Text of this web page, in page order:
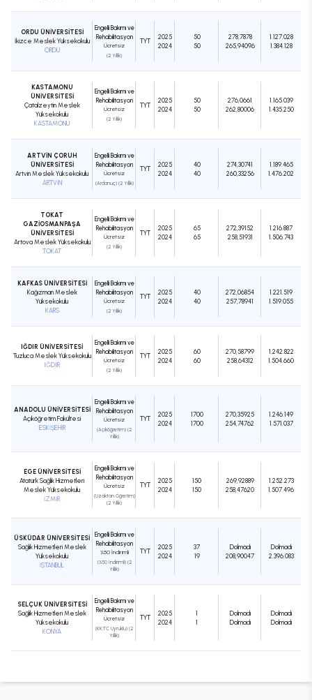
ORDU ÜNİVERSİTESİ
İkizce Meslek Yüksekokulu
ORDU
Engelli Bakımı ve
Rehabilitasyon
Ücretsiz
(2 Yıllık)
TYT
2025
2024
50
50
278,7878
265,94096
1.127.028
1.384.128
KASTAMONU
ÜNİVERSİTESİ
Çatalzeytin Meslek
Yüksekokulu
KASTAMONU
Engelli Bakımı ve
Rehabilitasyon
Ücretsiz
(2 Yıllık)
TYT
2025
2024
50
50
276,0661
262,80006
1.165.039
1.435.250
ARTVİN ÇORUH
ÜNİVERSİTESİ
Artvin Meslek Yüksekokulu
ARTVİN
Engelli Bakımı ve
Rehabilitasyon
Ücretsiz
(Ardanuç) (2 Yıllık)
TYT
2025
2024
40
40
274,30741
260,33256
1.189.465
1.476.202
TOKAT
GAZİOSMANPAŞA
ÜNİVERSİTESİ
Artova Meslek Yüksekokulu
TOKAT
Engelli Bakımı ve
Rehabilitasyon
Ücretsiz
(2 Yıllık)
TYT
2025
2024
65
65
272,39152
258,51931
1.216.887
1.506.743
KAFKAS ÜNİVERSİTESİ
Kağızman Meslek
Yüksekokulu
KARS
Engelli Bakımı ve
Rehabilitasyon
Ücretsiz
(2 Yıllık)
TYT
2025
2024
40
40
272,06854
257,78941
1.221.519
1.519.055
IĞDIR ÜNİVERSİTESİ
Tuzluca Meslek Yüksekokulu
IĞDIR
Engelli Bakımı ve
Rehabilitasyon
Ücretsiz
(2 Yıllık)
TYT
2025
2024
60
60
270,58799
258,64312
1.242.822
1.504.660
ANADOLU ÜNİVERSİTESİ
Açıköğretim Fakültesi
ESKİŞEHİR
Engelli Bakımı ve
Rehabilitasyon
Ücretsiz
(Açıköğretim) (2
Yıllık)
TYT
2025
2024
1700
1700
270,35925
254,74762
1.246.149
1.571.037
EGE ÜNİVERSİTESİ
Atatürk Sağlık Hizmetleri
Meslek Yüksekokulu
İZMİR
Engelli Bakımı ve
Rehabilitasyon
Ücretsiz
(Uzaktan Öğretim)
(2 Yıllık)
TYT
2025
2024
150
150
269,92889
258,47620
1.252.273
1.507.496
ÜSKÜDAR ÜNİVERSİTESİ
Sağlık Hizmetleri Meslek
Yüksekokulu
İSTANBUL
Engelli Bakımı ve
Rehabilitasyon
%50 İndirimli
(%50 İndirimli) (2
Yıllık)
TYT
2025
2024
37
19
Dolmadı
208,90047
Dolmadı
2.396.083
SELÇUK ÜNİVERSİTESİ
Sağlık Hizmetleri Meslek
Yüksekokulu
KONYA
Engelli Bakımı ve
Rehabilitasyon
Ücretsiz
(KKTC Uyruklu) (2
Yıllık)
TYT
2025
2024
1
1
Dolmadı
Dolmadı
Dolmadı
Dolmadı